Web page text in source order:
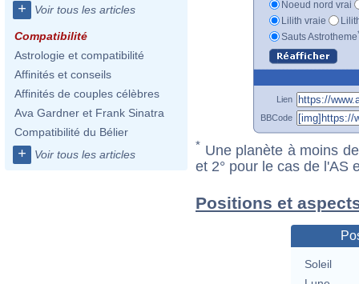
+ Voir tous les articles
Compatibilité
Astrologie et compatibilité
Affinités et conseils
Affinités de couples célèbres
Ava Gardner et Frank Sinatra
Compatibilité du Bélier
+ Voir tous les articles
Noeud nord vrai
Lilith vraie
Sauts Astrotheme
Lien
BBCode
* Une planète à moins
et 2° pour le cas de l'AS
Positions et
Soleil